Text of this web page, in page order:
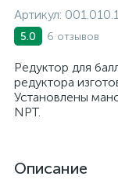
Артикул:
5.0 6 отзывов
Редуктор для
редуктора
Установлены
NPT.
Описание